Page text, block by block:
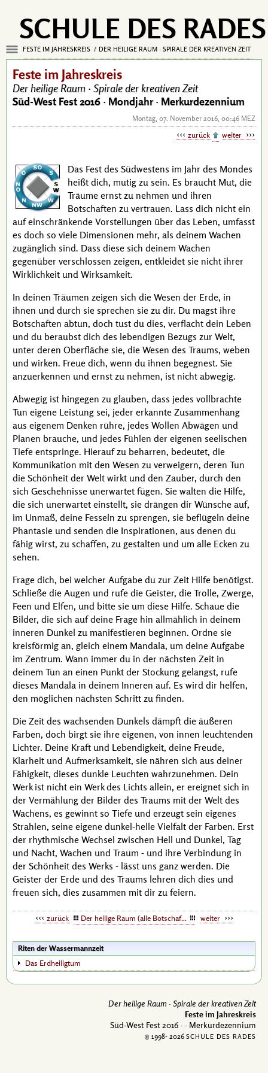
SCHULE DES RADES
FESTE IM JAHRESKREIS DER HEILIGE RAUM · SPIRALE DER KREATIVEN ZEIT
Feste im Jahreskreis
Der heilige Raum · Spirale der kreativen Zeit
Süd-West Fest 2016 · Mondjahr · Merkurdezennium
Montag, 07. November 2016, 00:46 MEZ
zurück weiter
Das Fest des Südwestens im Jahr des Mondes
heißt dich, mutig zu sein. Es braucht Mut, die
Träume ernst zu nehmen und ihren
Botschaften zu vertrauen. Lass dich nicht ein
auf einschränkende Vorstellungen über das Leben, umfasst
es doch so viele Dimensionen mehr, als deinem Wachen
zugänglich sind. Dass diese sich deinem Wachen
gegenüber verschlossen zeigen, entkleidet sie nicht ihrer
Wirklichkeit und Wirksamkeit.
In deinen Träumen zeigen sich die Wesen der Erde, in
ihnen und durch sie sprechen sie zu dir. Du magst ihre
Botschaften abtun, doch tust du dies, verflacht dein Leben
und du beraubst dich des lebendigen Bezugs zur Welt,
unter deren Oberfläche sie, die Wesen des Traums, weben
und wirken. Freue dich, wenn du ihnen begegnest. Sie
anzuerkennen und ernst zu nehmen, ist nicht abwegig.
Abwegig ist hingegen zu glauben, dass jedes vollbrachte
Tun eigene Leistung sei, jeder erkannte Zusammenhang
aus eigenem Denken rühre, jedes Wollen Abwägen und
Planen brauche, und jedes Fühlen der eigenen seelischen
Tiefe entspringe. Hierauf zu beharren, bedeutet, die
Kommunikation mit den Wesen zu verweigern, deren Tun
die Schönheit der Welt wirkt und den Zauber, durch den
sich Geschehnisse unerwartet fügen. Sie walten die Hilfe,
die sich unerwartet einstellt, sie drängen dir Wünsche auf,
im Unmaß, deine Fesseln zu sprengen, sie beflügeln deine
Phantasie und senden die Inspirationen, aus denen du
fähig wirst, zu schaffen, zu gestalten und um alle Ecken zu
sehen.
Frage dich, bei welcher Aufgabe du zur Zeit Hilfe benötigst.
Schließe die Augen und rufe die Geister, die Trolle, Zwerge,
Feen und Elfen, und bitte sie um diese Hilfe. Schaue die
Bilder, die sich auf deine Frage hin allmählich in deinem
inneren Dunkel zu manifestieren beginnen. Ordne sie
kreisförmig an, gleich einem Mandala, um deine Aufgabe
im Zentrum. Wann immer du in der nächsten Zeit in
deinem Tun an einen Punkt der Stockung gelangst, rufe
dieses Mandala in deinem Inneren auf. Es wird dir helfen,
den möglichen nächsten Schritt zu finden.
Die Zeit des wachsenden Dunkels dämpft die äußeren
Farben, doch birgt sie ihre eigenen, von innen leuchtenden
Lichter. Deine Kraft und Lebendigkeit, deine Freude,
Klarheit und Aufmerksamkeit, sie nähren sich aus deiner
Fähigkeit, dieses dunkle Leuchten wahrzunehmen. Dein
Werk ist nicht ein Werk des Lichts allein, er ereignet sich in
der Vermählung der Bilder des Traums mit der Welt des
Wachens, es gewinnt so Tiefe und erzeugt sein eigenes
Strahlen, seine eigene dunkel-helle Vielfalt der Farben. Erst
der rhythmische Wechsel zwischen Hell und Dunkel, Tag
und Nacht, Wachen und Traum - und ihre Verbindung in
der Schönheit des Werks - lässt uns ganz werden. Die
Geister der Erde und des Traums lehren dich dies und
freuen sich, dies zusammen mit dir zu feiern.
zurück Der heilige Raum (alle Botschaften) weiter
Riten der Wassermannzeit
Das Erdheiligtum
Der heilige Raum · Spirale der kreativen Zeit
Feste im Jahreskreis
Süd-West Fest 2016 · · Merkurdezennium
© 1998- 2026 SCHULE DES RADES